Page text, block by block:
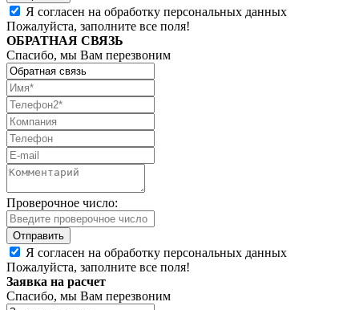
Я согласен на обработку персональных данных
Пожалуйста, заполните все поля!
ОБРАТНАЯ СВЯЗЬ
Спасибо, мы Вам перезвоним
Проверочное число:
Я согласен на обработку персональных данных
Пожалуйста, заполните все поля!
Заявка на расчет
Спасибо, мы Вам перезвоним